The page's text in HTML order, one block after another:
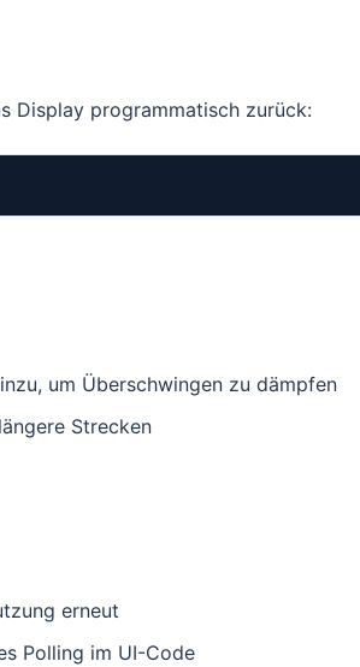
Display programmatisch zurück:
um Überschwingen zu dämpfen
Strecken
erneut
Polling im UI-Code